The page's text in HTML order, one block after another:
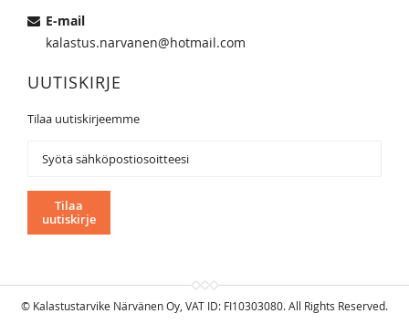
E-mail
kalastus.narvanen@hotmail.com
UUTISKIRJE
Tilaa uutiskirjeemme
uutiskirjeemme:
Tilaa
uutiskirje
© Kalastustarvike Närvänen Oy, VAT ID: FI10303080. All Rights Reserved.